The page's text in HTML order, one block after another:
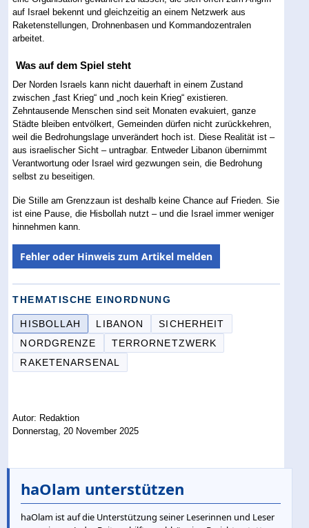
auf Israel bekennt und gleichzeitig an einem Netzwerk aus
Raketenstellungen, Drohnenbasen und Kommandozentralen
arbeitet.
Was auf dem Spiel steht
Der Norden Israels kann nicht dauerhaft in einem Zustand
zwischen „fast Krieg“ und „noch kein Krieg“ existieren.
Zehntausende Menschen sind seit Monaten evakuiert, ganze
Städte bleiben entvölkert, Gemeinden dürfen nicht zurückkehren,
weil die Bedrohungslage unverändert hoch ist. Diese Realität ist –
aus israelischer Sicht – untragbar. Entweder Libanon übernimmt
Verantwortung oder Israel wird gezwungen sein, die Bedrohung
selbst zu beseitigen.
Die Stille am Grenzzaun ist deshalb keine Chance auf Frieden. Sie
ist eine Pause, die Hisbollah nutzt – und die Israel immer weniger
hinnehmen kann.
Fehler oder Hinweis zum Artikel melden
THEMATISCHE EINORDNUNG
HISBOLLAH LIBANON
SICHERHEIT
NORDGRENZE
TERRORNETZWERK
RAKETENARSENAL
Autor: Redaktion
Donnerstag, 20 November 2025
haOlam unterstützen
haOlam ist auf die Unterstützung seiner Leserinnen und Leser